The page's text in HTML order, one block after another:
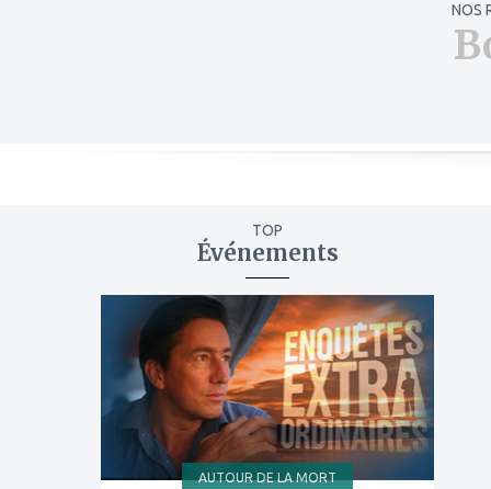
NOS
TOP
Événements
mes
favoris
AUTOUR DE LA MORT